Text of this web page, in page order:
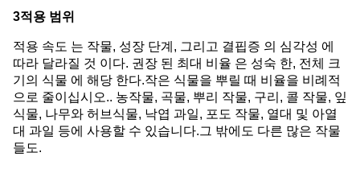
3적용 범위
적용 속도 는 작물, 성장 단계, 그리고 결핍증 의 심각성 에
따라 달라질 것 이다. 권장 된 최대 비율 은 성숙 한, 전체 크
기의 식물 에 해당 한다.작은 식물을 뿌릴 때 비율을 비례적
으로 줄이십시오.. 농작물, 곡물, 뿌리 작물, 구리, 콜 작물, 잎
식물, 나무와 허브식물, 낙엽 과일, 포도 작물, 열대 및 아열
대 과일 등에 사용할 수 있습니다.그 밖에도 다른 많은 작물
들도.